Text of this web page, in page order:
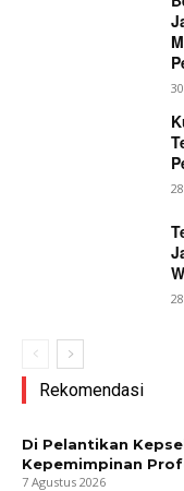
Rekomendasi
Di Pelantikan
Kepemimpinan
7 Agustus 2026